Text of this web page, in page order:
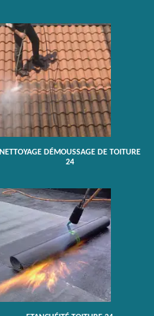
NETTOYAGE DÉMOUSSAGE DE TOITURE
24